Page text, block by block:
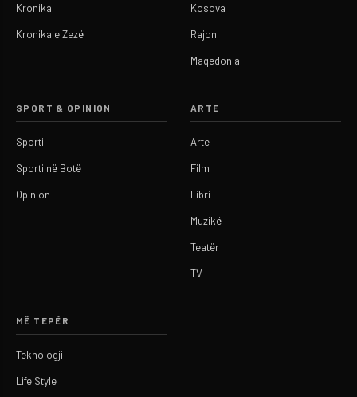
Kronika
Kronika e Zezë
Kosova
Rajoni
Maqedonia
SPORT & OPINION
Sporti
Sporti në Botë
Opinion
ARTE
Arte
Film
Libri
Muzikë
Teatër
TV
MË TEPËR
Teknologji
Life Style